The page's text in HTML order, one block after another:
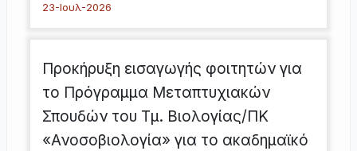
23-Ιουλ-2026
Προκήρυξη εισαγωγής φοιτητών για
το Πρόγραμμα Μεταπτυχιακών
Σπουδών του Τμ. Βιολογίας/ΠΚ
«Ανοσοβιολογία» για το ακαδημαϊκό